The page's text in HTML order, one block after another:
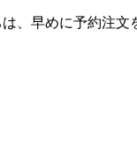
、早めに予約注文